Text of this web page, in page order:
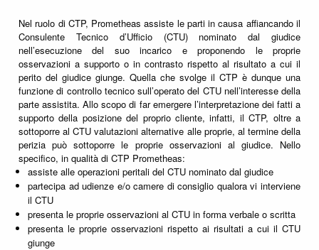
Nel ruolo di CTP, Prometheas assiste le parti in causa affiancando il
Consulente Tecnico d’Ufficio (CTU) nominato dal giudice
nell’esecuzione del suo incarico e proponendo le proprie
osservazioni a supporto o in contrasto rispetto al risultato a cui il
perito del giudice giunge. Quella che svolge il CTP è dunque una
funzione di controllo tecnico sull’operato del CTU nell’interesse della
parte assistita. Allo scopo di far emergere l’interpretazione dei fatti a
supporto della posizione del proprio cliente, infatti, il CTP, oltre a
sottoporre al CTU valutazioni alternative alle proprie, al termine della
perizia può sottoporre le proprie osservazioni al giudice. Nello
specifico, in qualità di CTP Prometheas:
assiste alle operazioni peritali del CTU nominato dal giudice
partecipa ad udienze e/o camere di consiglio qualora vi interviene
il CTU
presenta le proprie osservazioni al CTU in forma verbale o scritta
presenta le proprie osservazioni rispetto ai risultati a cui il CTU
giunge